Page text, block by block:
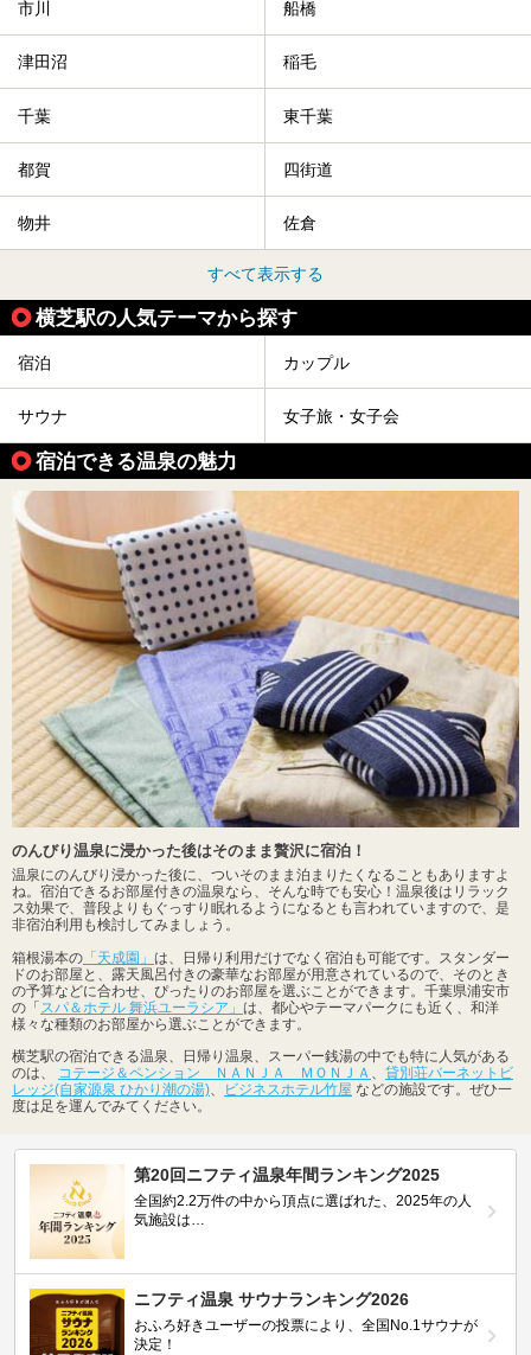
市川 船橋
津田沼 稲毛
千葉 東千葉
都賀 四街道
物井 佐倉
すべて表示する
横芝駅の人気テーマから探す
宿泊 カップル
サウナ 女子旅・女子会
宿泊できる温泉の魅力
のんびり温泉に浸かった後はそのまま贅沢に宿泊！
温泉にのんびり浸かった後に、ついそのまま泊まりたくなることもありますよ
ね。宿泊できるお部屋付きの温泉なら、そんな時でも安心！温泉後はリラック
ス効果で、普段よりもぐっすり眠れるようになるとも言われていますので、是
非宿泊利用も検討してみましょう。
箱根湯本の 「天成園」 は、日帰り利用だけでなく宿泊も可能です。スタンダー
ドのお部屋と、露天風呂付きの豪華なお部屋が用意されているので、そのとき
の予算などに合わせ、ぴったりのお部屋を選ぶことができます。千葉県浦安市
の「 スパ＆ホテル 舞浜ユーラシア」 は、都心やテーマパークにも近く、和洋
様々な種類のお部屋から選ぶことができます。
横芝駅の宿泊できる温泉、日帰り温泉、スーパー銭湯の中でも特に人気がある
のは、 コテージ＆ペンション ＮＡＮＪＡ ＭＯＮＪＡ 、 貸別荘バーネットビ
レッジ(自家源泉 ひかり潮の湯)、 ビジネスホテル竹屋 などの施設です。ぜひ一
度は足を運んでみてください。
第20回ニフティ温泉年間ランキング2025
全国約2.2万件の中から頂点に選ばれた、2025年の人
気施設は…
ニフティ温泉 サウナランキング2026
おふろ好きユーザーの投票により、全国No.1サウナが
決定！